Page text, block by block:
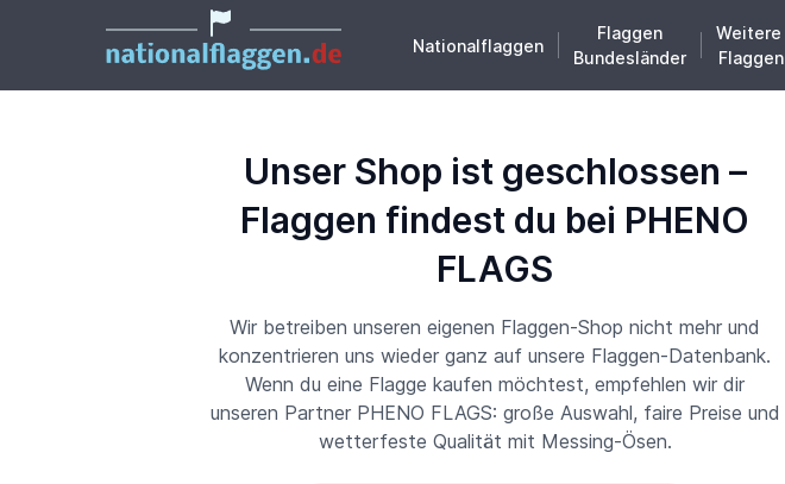
Nationalflaggen
Flaggen
Bundesländer
Weitere
Flaggen
Unser Shop ist geschlossen –
Flaggen findest du bei PHENO
FLAGS
Wir betreiben unseren eigenen Flaggen-Shop nicht mehr und
konzentrieren uns wieder ganz auf unsere Flaggen-Datenbank.
Wenn du eine Flagge kaufen möchtest, empfehlen wir dir
unseren Partner PHENO FLAGS: große Auswahl, faire Preise und
wetterfeste Qualität mit Messing-Ösen.